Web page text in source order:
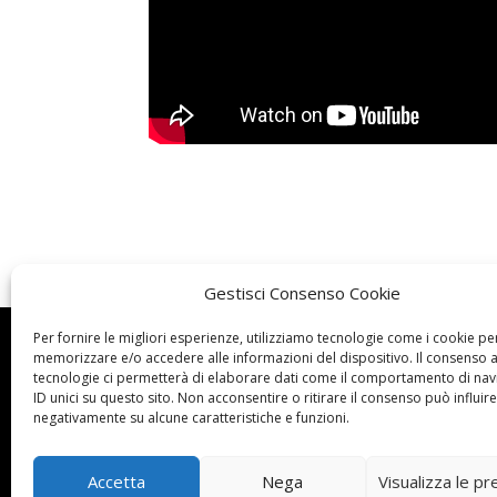
Gestisci Consenso Cookie
Per fornire le migliori esperienze, utilizziamo tecnologie come i cookie
memorizzare e/o accedere alle informazioni del dispositivo. Il consenso
tecnologie ci permetterà di elaborare dati come il comportamento di
ID unici su questo sito. Non acconsentire o ritirare il consenso può influire
negativamente su alcune caratteristiche e funzioni.
Accetta Nega Visualizza le
 Dove siamo
UNARMA ASC
Via del Pigneto
c.f.: 96430430585

 Dove siamo
UNARMA ASC
Via del Pigneto
c.f.: 96430430585
